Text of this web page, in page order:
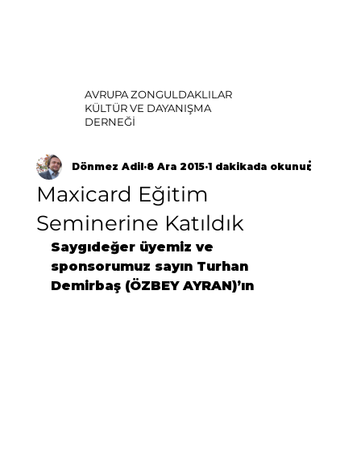
AVRUPA ZONGULDAKLILAR
KÜLTÜR VE DAYANIŞMA
DERNEĞİ
Maxicard Eğitim
Seminerine Katıldık
Dönmez Adil 8 Ara 2015 1 dakikada okunur
Saygıdeğer üyemiz ve
sponsorumuz sayın Turhan
Demirbaş (ÖZBEY AYRAN)’ın